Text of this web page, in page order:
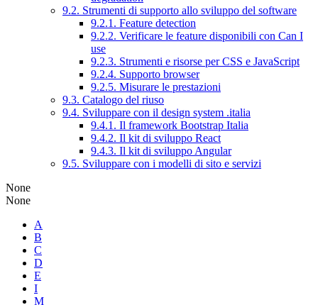
9.2. Strumenti di supporto allo sviluppo del software
9.2.1. Feature detection
9.2.2. Verificare le feature disponibili con Can I
use
9.2.3. Strumenti e risorse per CSS e JavaScript
9.2.4. Supporto browser
9.2.5. Misurare le prestazioni
9.3. Catalogo del riuso
9.4. Sviluppare con il design system .italia
9.4.1. Il framework Bootstrap Italia
9.4.2. Il kit di sviluppo React
9.4.3. Il kit di sviluppo Angular
9.5. Sviluppare con i modelli di sito e servizi
None
None
A
B
C
D
E
I
M